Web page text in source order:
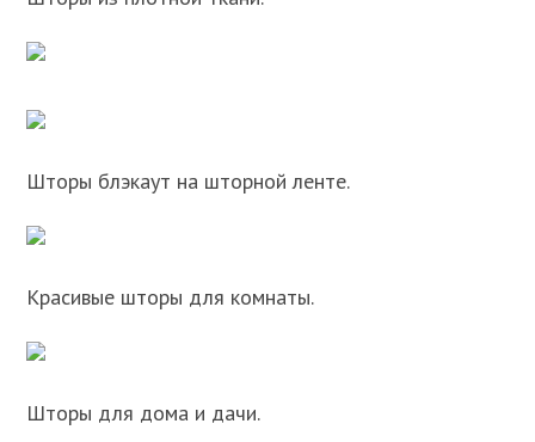
Шторы блэкаут на шторной ленте.
Красивые шторы для комнаты.
Шторы для дома и дачи.